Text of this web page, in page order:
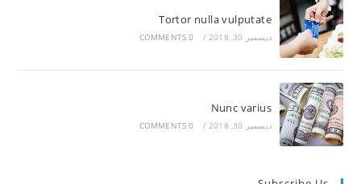
Tortor nulla vulputate
ديسمبر 30, 2018 /
0 COMMENTS
Nunc varius
ديسمبر 30, 2018 /
0 COMMENTS